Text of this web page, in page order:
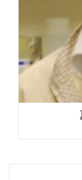
国家工程院
SCI论文